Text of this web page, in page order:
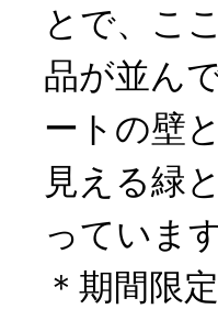
とで、こ
品が並ん
ートの壁
見える緑
っています
＊期間限